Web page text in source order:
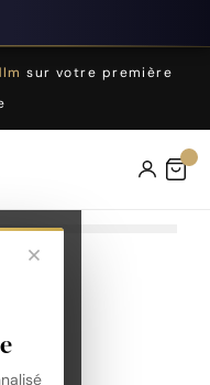
sur votre première